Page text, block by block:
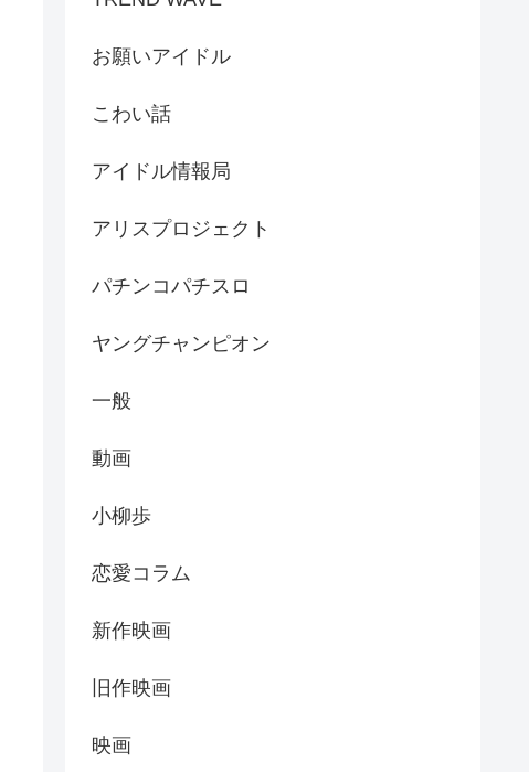
お願いアイドル
こわい話
アイドル情報局
アリスプロジェクト
パチンコパチスロ
ヤングチャンピオン
一般
動画
小柳歩
恋愛コラム
新作映画
旧作映画
映画